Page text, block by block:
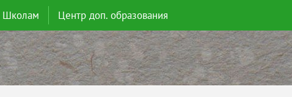
Школам Центр доп. образования